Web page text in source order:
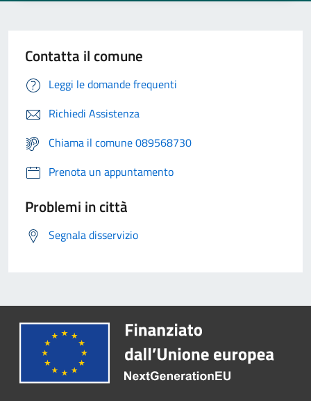
Contatta il comune
Leggi le domande frequenti
Richiedi Assistenza
Chiama il comune 089568730
Prenota un appuntamento
Problemi in città
Segnala disservizio